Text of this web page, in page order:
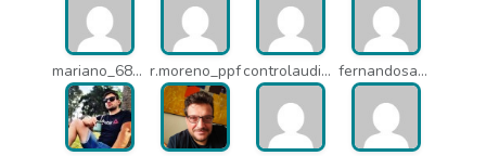
mariano_6807 r.moreno_ppf controlaudiovisual_1875 fernandosanche_q11